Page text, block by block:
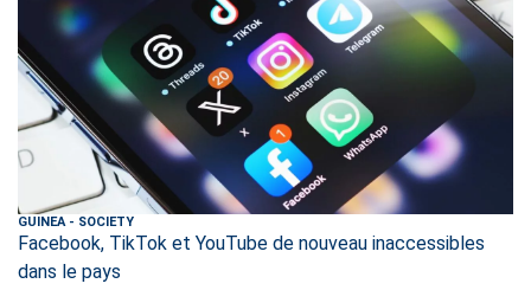
GUINEA- SOCIETY
Facebook, TikTok et YouTube de nouveau inaccessibles
dans le pays